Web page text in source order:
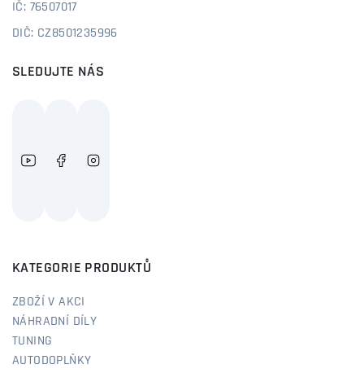
IČ: 76507017
DIČ: CZ8501235996
SLEDUJTE NÁS
KATEGORIE PRODUKTŮ
ZBOŽÍ V AKCI
NÁHRADNÍ DÍLY
TUNING
AUTODOPLŇKY